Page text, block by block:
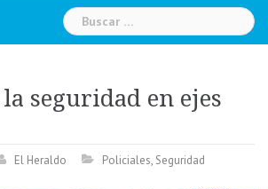
Buscar:
seguridad en ejes
El Heraldo Policiales, Seguridad